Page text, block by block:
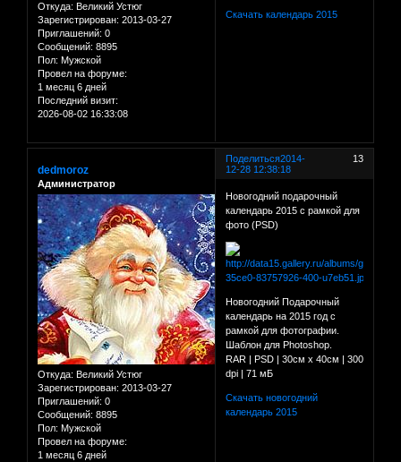
Откуда: Великий Устюг
Зарегистрирован: 2013-03-27
Приглашений: 0
Сообщений: 8895
Пол: Мужской
Провел на форуме:
1 месяц 6 дней
Последний визит:
2026-08-02 16:33:08
Скачать календарь 2015
Поделиться 13
2014-
12-28 12:38:18
dedmoroz
Администратор
Откуда: Великий Устюг
Зарегистрирован: 2013-03-27
Приглашений: 0
Сообщений: 8895
Пол: Мужской
Провел на форуме:
1 месяц 6 дней
Новогодний подарочный
календарь 2015 с рамкой для
фото (PSD)
Новогодний Подарочный
календарь на 2015 год с
рамкой для фотографии.
Шаблон для Photoshop.
RAR | PSD | 30см х 40см | 300
dpi | 71 мБ
Скачать новогодний
календарь 2015